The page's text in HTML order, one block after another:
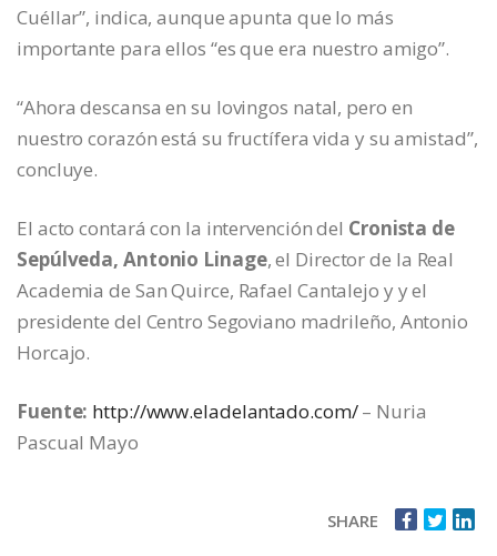
Cuéllar”, indica, aunque apunta que lo más
importante para ellos “es que era nuestro amigo”.
“Ahora descansa en su lovingos natal, pero en
nuestro corazón está su fructífera vida y su amistad”,
concluye.
El acto contará con la intervención del Cronista de
Sepúlveda, Antonio Linage, el Director de la Real
Academia de San Quirce, Rafael Cantalejo y y el
presidente del Centro Segoviano madrileño, Antonio
Horcajo.
Fuente: http://www.eladelantado.com/– Nuria
Pascual Mayo
SHARE